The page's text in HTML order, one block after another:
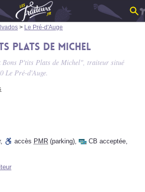
> Le Pré-d'Auge
Plats de Michel
Bons P'tits Plats de Michel", traiteur situé
Le Pré-d'Auge.
, accès PMR (parking), CB acceptée,